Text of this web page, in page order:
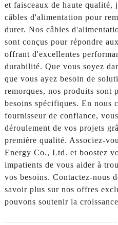
et faisceaux de haute qualité,
câbles d'alimentation pour
durer. Nos câbles
sont conçus pour répondre
offrant d'excellentes
durabilité. Que vous soyez
que vous ayez besoin de
remorques, nos produits sont
besoins spécifiques. En nous
fournisseur de confiance,
déroulement de vos projets
première qualité. Associez-
Energy Co., Ltd. et boostez
impatients de vous aider à
vos besoins. Contactez-nous
savoir plus sur nos offres
pouvons soutenir la